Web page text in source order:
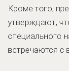
Кроме того,
утверждают,
специального
встречаются с